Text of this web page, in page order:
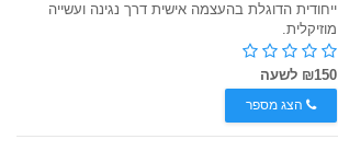
ייחודית הדוגלת בהעצמה אישית דרך נגינה ועשייה
מוזיקלית.
₪150 לשעה
הצג מספר